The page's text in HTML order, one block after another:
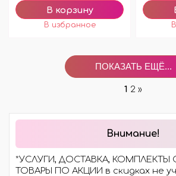
ПОКАЗАТЬ ЕЩЁ...
1 2 »
Внимание!
*УСЛУГИ, ДОСТАВКА, КОМПЛЕКТЫ
ТОВАРЫ ПО АКЦИИ в скидках не